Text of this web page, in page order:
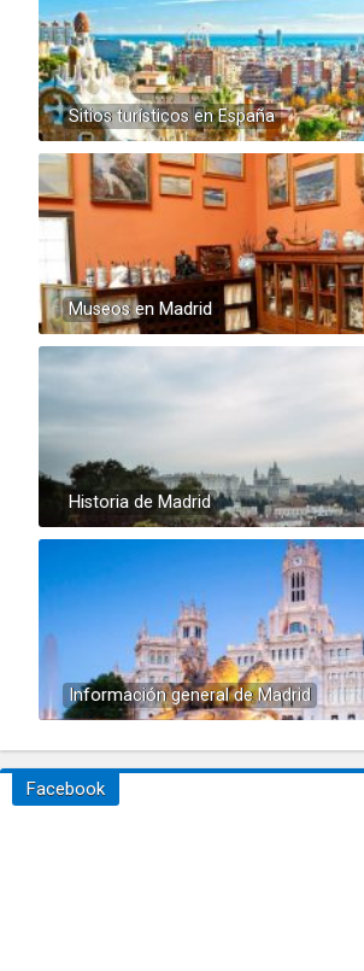
Sitios turísticos en España
Museos en Madrid
Historia de Madrid
Información general de Madrid
Facebook